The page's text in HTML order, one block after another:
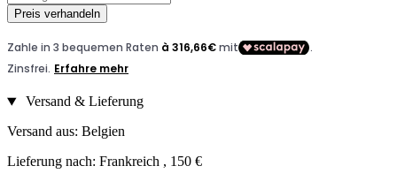
Preis verhandeln
Versand & Lieferung
Versand aus: Belgien
Lieferung nach: Frankreich , 150 €